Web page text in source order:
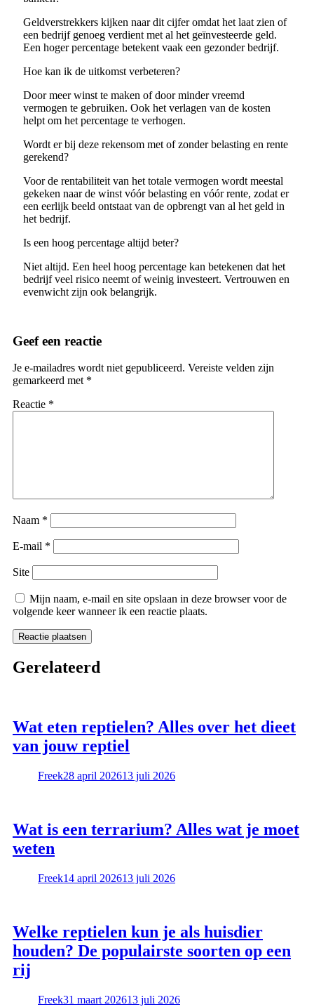
Geldverstrekkers kijken naar dit cijfer omdat het laat zien of
een bedrijf genoeg verdient met al het geïnvesteerde geld.
Een hoger percentage betekent vaak een gezonder bedrijf.
Hoe kan ik de uitkomst verbeteren?
Door meer winst te maken of door minder vreemd
vermogen te gebruiken. Ook het verlagen van de kosten
helpt om het percentage te verhogen.
Wordt er bij deze rekensom met of zonder belasting en rente
gerekend?
Voor de rentabiliteit van het totale vermogen wordt meestal
gekeken naar de winst vóór belasting en vóór rente, zodat er
een eerlijk beeld ontstaat van de opbrengt van al het geld in
het bedrijf.
Is een hoog percentage altijd beter?
Niet altijd. Een heel hoog percentage kan betekenen dat het
bedrijf veel risico neemt of weinig investeert. Vertrouwen en
evenwicht zijn ook belangrijk.
Geef een reactie
Je e-mailadres wordt niet gepubliceerd. Vereiste velden zijn
gemarkeerd met *
Reactie *
Naam *
E-mail *
Site
Mijn naam, e-mail en site opslaan in deze browser voor de
volgende keer wanneer ik een reactie plaats.
Gerelateerd
Wat eten reptielen? Alles over het dieet
van jouw reptiel
Freek28 april 202613 juli 2026
Wat is een terrarium? Alles wat je moet
weten
Freek14 april 202613 juli 2026
Welke reptielen kun je als huisdier
houden? De populairste soorten op een
rij
Freek31 maart 202613 juli 2026